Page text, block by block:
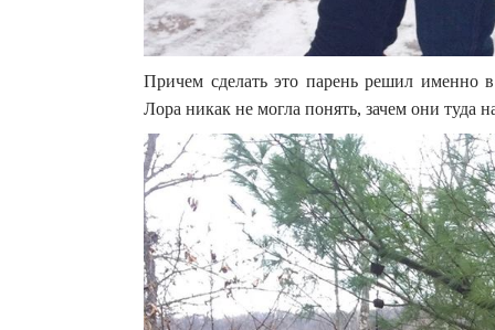
Причем сделать это парень решил именно
Лора никак не могла понять, зачем они туда